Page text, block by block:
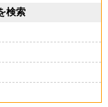
検索